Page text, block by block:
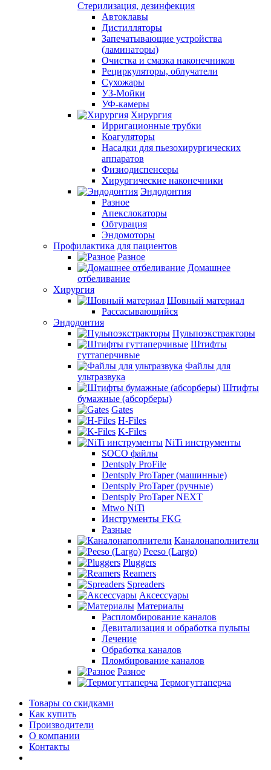
Стерилизация, дезинфекция
Автоклавы
Дистилляторы
Запечатывающие устройства
(ламинаторы)
Очистка и смазка наконечников
Рециркуляторы, облучатели
Сухожары
УЗ-Мойки
УФ-камеры
Хирургия
Ирригационные трубки
Коагуляторы
Насадки для пьезохирургических
аппаратов
Физиодиспенсеры
Хирургические наконечники
Эндодонтия
Разное
Апекслокаторы
Обтурация
Эндомоторы
Профилактика для пациентов
Разное
Домашнее
отбеливание
Хирургия
Шовный материал
Рассасывающийся
Эндодонтия
Пульпоэкстракторы
Штифты
гуттаперчивые
Файлы для
ультразвука
Штифты
бумажные (абсорберы)
Gates
H-Files
K-Files
NiTi инструменты
SOCO файлы
Dentsply ProFile
Dentsply ProTaper (машинные)
Dentsply ProTaper (ручные)
Dentsply ProTaper NEXT
Mtwo NiTi
Инструменты FKG
Разные
Каналонаполнители
Peeso (Largo)
Pluggers
Reamers
Spreaders
Аксессуары
Материалы
Распломбирование каналов
Девитализация и обработка пульпы
Лечение
Обработка каналов
Пломбирование каналов
Разное
Термогуттаперча
Товары со скидками
Как купить
Производители
О компании
Контакты